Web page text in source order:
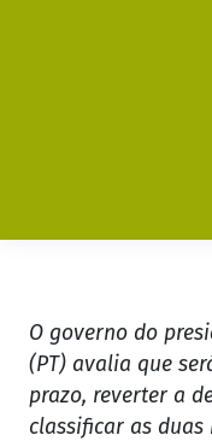
O governo do
(PT) avalia que
prazo, reverter a
classificar as